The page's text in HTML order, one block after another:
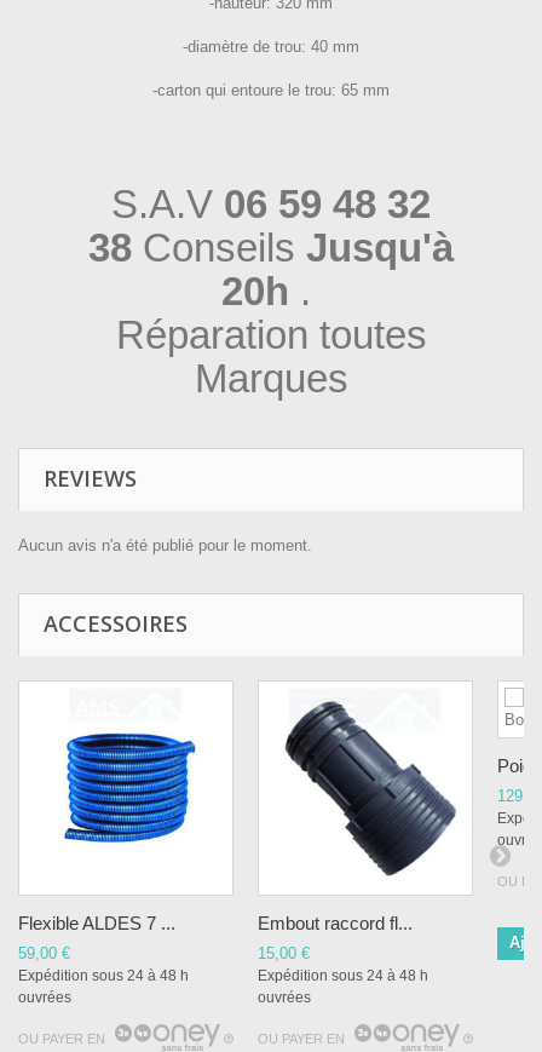
-diamètre de trou: 40 mm
-carton qui entoure le trou: 65 mm
S.A.V 06 59 48 32
38 Conseils Jusqu'à
20h .
Réparation toutes
Marques
REVIEWS
Aucun avis n'a été publié pour le moment.
ACCESSOIRES
Flexible ALDES 7 ...
59,00 €
Expédition sous 24 à 48 h
ouvrées
OU PAYER EN
Embout raccord fl...
15,00 €
Expédition sous 24 à 48 h
ouvrées
OU PAYER EN
OU